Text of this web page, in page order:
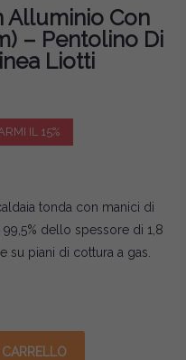
Alluminio Con
– Pentolino Di
Liotti
IL 15%
tonda con manici di
dello spessore di 1,8
su piani di cottura a gas.